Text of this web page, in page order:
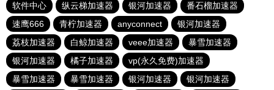
软件中心
纵云梯加速器 银河加速器
番石榴加速器
速鹰666
青柠加速器 anyconnect
银河加速器
荔枝加速器
白鲸加速器 veee加速器
暴雪加速器
银河加速器
橘子加速器
vp(永久免费)加速器
暴雪加速器
暴雪加速器 银河加速器
银河加速器